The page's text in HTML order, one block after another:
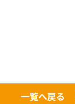
一覧へ戻る